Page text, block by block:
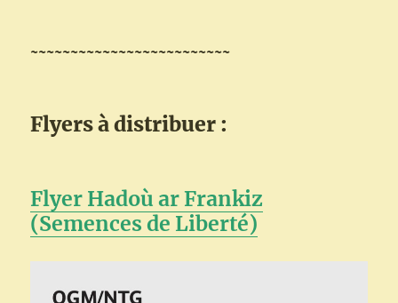
~~~~~~~~~~~~~~~~~~~~~~~~~
Flyers à distribuer :
Flyer Hadoù ar Frankiz
(Semences de Liberté)